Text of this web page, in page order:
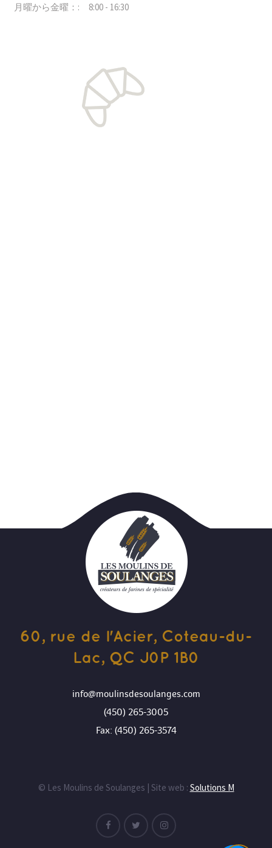
月曜から金曜：: 8:00 - 16:30
60, rue de l'Acier, Coteau-du-
Lac, QC J0P 1B0
info@moulinsdesoulanges.com
(450) 265-3005
Fax: (450) 265-3574
© Les Moulins de Soulanges | Site web : Solutions M